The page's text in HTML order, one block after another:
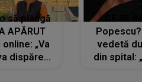
să plângă
APĂRUT
„Va
dispărea,
vedetă
din spital: